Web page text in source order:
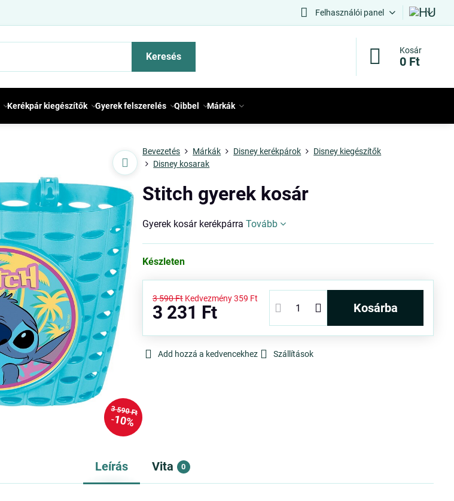
Felhasználói panel
Keresés
Kosár
0 Ft
Kerékpár kiegészítők Gyerek felszerelés Qibbel Márkák
3 590 Ft
10%
Bevezetés Márkák Disney kerékpárok
Disney kiegészítők
Disney kosarak
Stitch gyerek kosár
Gyerek kosár kerékpárraTovább
Készleten
3 590 Ft Kedvezmény 359 Ft
3 231 Ft kosárba
Add hozzá a kedvencekhez Szállítások
Leírás Vita 0